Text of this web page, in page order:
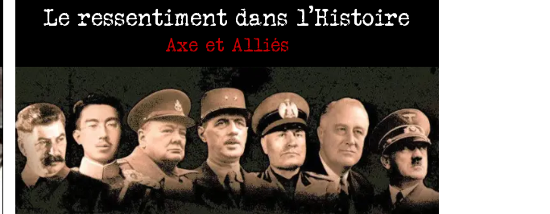
Le ressentiment dans l’Histoire
Axe et Alliés